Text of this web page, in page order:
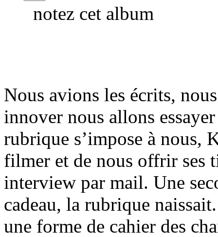
notez cet album
Nous avions les écrits,
innover nous allons
rubrique s’impose à nous,
filmer et de nous offrir ses
interview par mail. Une
cadeau, la rubrique
une forme de cahier des